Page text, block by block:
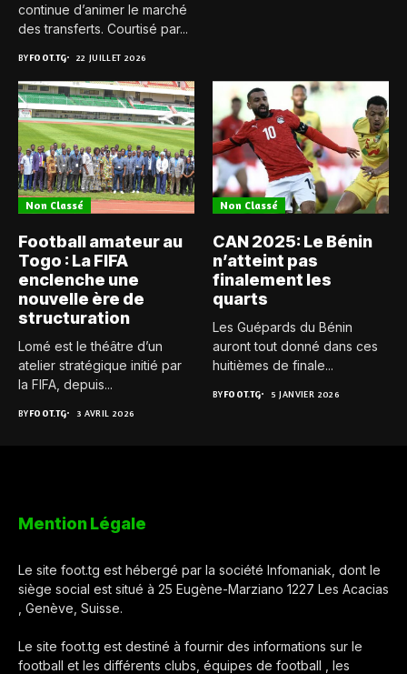
continue d’animer le marché
des transferts. Courtisé par...
BYFOOT.TG 22 JUILLET 2026
Non Classé
Football amateur au
Togo : La FIFA
enclenche une
nouvelle ère de
structuration
Lomé est le théâtre d’un
atelier stratégique initié par
la FIFA, depuis...
BYFOOT.TG 3 AVRIL 2026
Non Classé
CAN 2025: Le Bénin
n’atteint pas
finalement les
quarts
Les Guépards du Bénin
auront tout donné dans ces
huitièmes de finale...
BYFOOT.TG 5 JANVIER 2026
Mention Légale
Le site foot.tg est hébergé par la société Infomaniak, dont le
siège social est situé à 25 Eugène-Marziano 1227 Les Acacias
, Genève, Suisse.
Le site foot.tg est destiné à fournir des informations sur le
football et les différents clubs, équipes de football , les